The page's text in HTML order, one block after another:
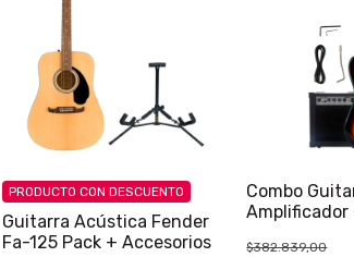
Guitarra Acústica Fender
Fa-125 Pack + Accesorios
PRODUCTO CON DESCUENTO
Combo
Amplificador
$382.839,00